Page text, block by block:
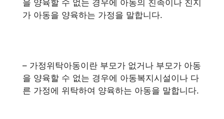
을 양육할 수 없는 경우에 아동의 친족이나 친지
가 아동을 양육하는 가정을 말합니다.
– 가정위탁아동이란 부모가 없거나 부모가 아동
을 양육할 수 없는 경우에 아동복지시설이나 다
른 가정에 위탁하여 양육하는 아동을 말합니다.